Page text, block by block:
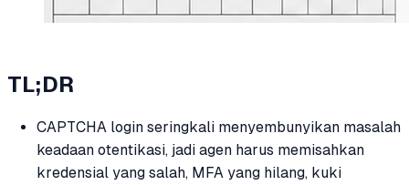
TL;DR
CAPTCHA login seringkali menyembunyikan masalah
keadaan otentikasi, jadi agen harus memisahkan
kredensial yang salah, MFA yang hilang, kuki